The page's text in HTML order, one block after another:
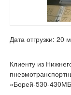
Дата отгрузки: 20
Клиенту из
«Борей-530-